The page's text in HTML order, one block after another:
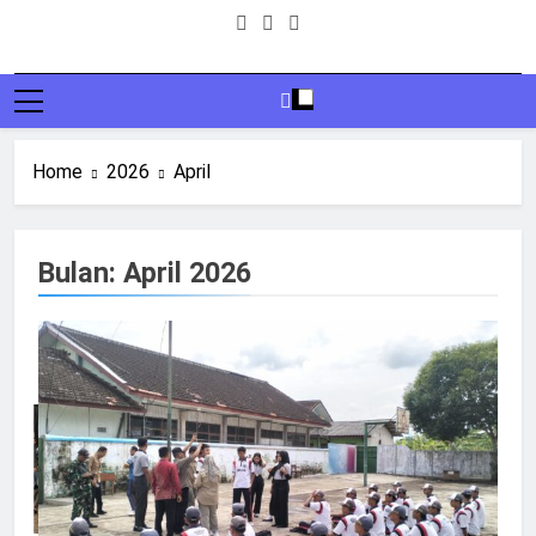
Home 2026 April
11
SISWA SMASGA JUARA FLS2N
DI TINGKAT KABUPATEN
BERITA DESAIN GRAFIS
Bulan: April 2026